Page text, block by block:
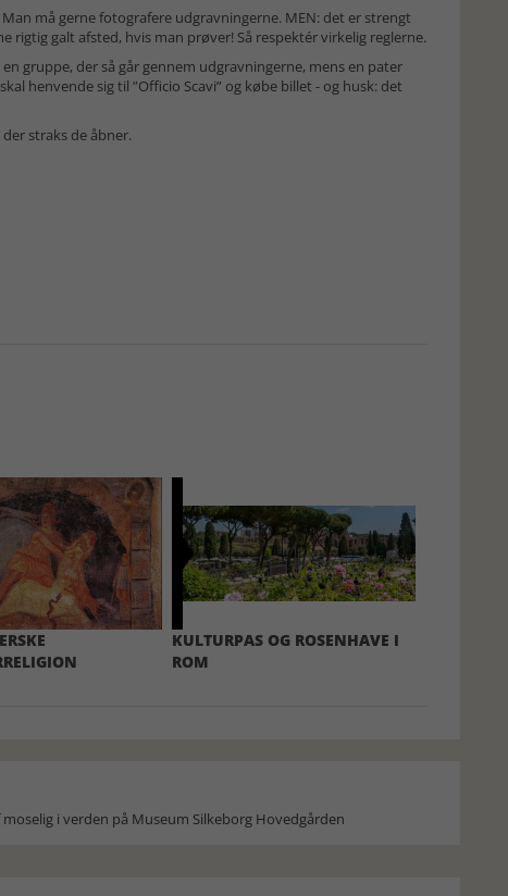
må gerne fotografere udgravningerne. MEN: det er strengt
galt afsted, hvis man prøver! Så respektér virkelig reglerne.
gruppe, der så går gennem udgravningerne, mens en pater
henvende sig til ”Officio Scavi” og købe billet - og husk: det
straks de åbner.
KULTURPAS OG ROSENHAVE I
ROM
i verden på Museum Silkeborg Hovedgården